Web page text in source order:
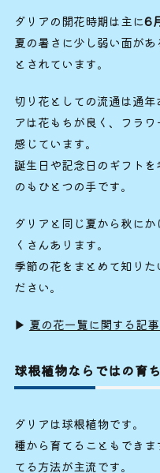
ダリアの開花時期は主に6
夏の暑さに少し弱い面が
とされています。
切り花としての流通は通
アは花もちが良く、フラ
感じています。
誕生日や記念日のギフト
のもひとつの手です。
ダリアと同じ夏から秋に
くさんあります。
季節の花をまとめて知り
ださい。
▶ 夏の花一覧に関する記
球根植物ならではの育
ダリアは球根植物です。
種から育てることもでき
てる方法が主流です。